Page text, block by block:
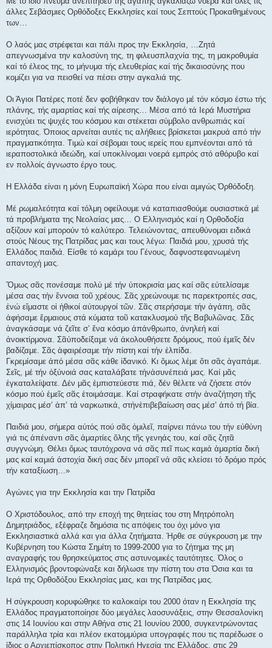
άλλες Σεβάσμιες Ορθόδοξες Εκκλησίες καί τους Σεπτούς Προκαθημένους
των…
Ο λαός μας στρέφεται και πάλι προς την Εκκλησία, …Ζητά
απεγνωσμένα την καλοσύνη της, τη φιλευσπλαχνία της, τη μακροθυμία
καί τό έλεος της, το μήνυμα τής ελευθερίας καί τής δικαιοσύνης που
κομίζει για να πεισθεί να πέσει στην αγκαλιά της.
Οι Άγιοι Πατέρες ποτέ δεν φοβήθηκαν τον διάλογο μέ τόν κόσμο έστω τής
πλάνης, τής αμαρτίας καί τής αίρεσης… Μέσα από τά Ιερά Μυστήρια
ενισχύει τις ψυχές του κόσμου και στέκεται σύμβολο ανθρωπιάς καί
ιερότητας. Όποιος αρνείται αυτές τις αλήθειες βρίσκεται μακρυά από τήν
πραγματικότητα. Τιμώ καί σέβομαι τους ιερείς που εμπνέονται από τά
ιεραποστολικά ιδεώδη, καί υποκλίνομαι νοερά εμπρός στό αθόρυβο καί
εν πολλοίς άγνωστο έργο τους.
Η Ελλάδα είναι η μόνη Ευρωπαϊκή Χώρα που είναι αμιγώς Όρθόδοξη.
Μέ ρωμαλεότητα καί τόλμη οφείλουμε νά καταπιασθούμε ουσιαστικά μέ
τά προβλήματα της Νεολαίας μας… Ο Ελληνισμός καί η Ορθοδοξία
αξίζουν καί μπορούν τό καλύτερο. Τελειώνοντας, απευθύνομαι ειδικά
στούς Νέους της Πατρίδας μας και τους λέγω: Παιδιά μου, χρυσά τής
Ελλάδος παιδιά. Είσθε τό καμάρι του Γένους, δαφνοστεφανωμένη
απαντοχή μας.
Ὅμως σᾶς πονέσαμε πολύ μέ τήν ὑποκρισία μας καί σᾶς εὐτελίσαμε
μέσα σας τήν ἔννοια τοῦ χρέους. Σᾶς χρεώνουμε τις παρεκτροπές σας,
ἐνώ εἴμαστε οἱ ἠθικοί αὐτουργοί τῶν. Σᾶς στερήσαμε τήν ἀγάπη, σᾶς
ἀφήσαμε ἔρμαιους στά κύματα τοῦ κατακλυσμού τῆς Βαβυλῶνας. Σᾶς
ἀναγκάσαμε νά ζεῖτε σ’ ἔνα κόσμο ἀπάνθρωπο, ἀνηλεή καί
ἀνοικτίρμονα. Σᾶὑποδείξαμε νά ἀκολουθήσετε δρόμους, πού ἐμεῖς δέν
βαδίζαμε. Σᾶς ἀφαιρέσαμε τήν πίστη καί τήν ἐλπίδα.
Γκρεμίσαμε ἀπό μέσα σᾶς κάθε ἰδανικό. Κι ὅμως λέμε ὅτι σᾶς ἀγαπάμε.
Σεῖς, μέ τήν ὀξύνοιά σας καταλάβατε τήνἀσυνέπειά μας. Καί μᾶς
ἐγκαταλείψατε. Δέν μᾶς ἐμπιστεύεστε πιά, δέν θέλετε νά ζήσετε στόν
κόσμο πού ἐμεῖς σᾶς ἑτοιμάσαμε. Καί στραφήκατε στήν ἀναζήτηση τῆς
χίμαιρας μέσ’ ἀπ’ τά ναρκωτικά, στήνἐπιβεβαίωση σας μέσ’ ἀπό τή βία.
Παιδιά μου, σήμερα αὐτός πού σᾶς ὁμιλεῖ, παίρνει πάνω του τήν εὐθύνη
γιά τις ἀπέναντι σᾶς ἀμαρτίες ὅλης τῆς γενηάς του, καί σᾶς ζητᾶ
συγγνώμη. Θέλει ὅμως ταυτόχρονα νά σᾶς πεῖ πως καμιά ἀμαρτία δική
μας καί καμιά ἀστοχία δική σας δέν μπορεῖ νά σᾶς κλείσει τό δρόμο πρός
τήν καταξίωση…»
Αγώνες για την Εκκλησία και την Πατρίδα
Ο Χριστόδουλος, από την εποχή της θητείας του στη Μητρόπολη
Δημητριάδος, εξέφραζε δημόσια τις απόψεις του όχι μόνο για
Εκκλησιαστικά αλλά και για άλλα ζητήματα. Ήρθε σε σύγκρουση με την
Κυβέρνηση του Κώστα Σημίτη το 1999-2000 για το ζήτημα της μη
αναγραφής του θρησκεύματος στις αστυνομικές ταυτότητες. Όλος ο
Ελληνισμός βροντοφώναξε και δήλωσε την πίστη του στα Όσια και τα
Ιερά της Ορθοδόξου Εκκλησίας μας, και της Πατρίδας μας.
Η σύγκρουση κορυφώθηκε το καλοκαίρι του 2000 όταν η Εκκλησία της
Ελλάδος πραγματοποίησε δύο μεγάλες λαοσυνάξεις, στην Θεσσαλονίκη
στις 14 Ιουνίου και στην Αθήνα στις 21 Ιουνίου 2000, συγκεντρώνοντας
παράλληλα τρία και πλέον εκατομμύρια υπογραφές που τις παρέδωσε ο
ίδιος ο Αρχιεπίσκοπος στην Πολιτική Ηγεσία της Ελλάδος, στις 29